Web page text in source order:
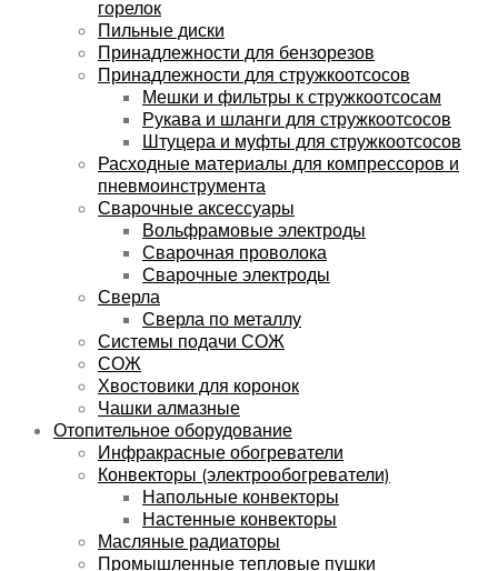
горелок
Пильные диски
Принадлежности для бензорезов
Принадлежности для стружкоотсосов
Мешки и фильтры к стружкоотсосам
Рукава и шланги для стружкоотсосов
Штуцера и муфты для стружкоотсосов
Расходные материалы для компрессоров и
пневмоинструмента
Сварочные аксессуары
Вольфрамовые электроды
Сварочная проволока
Сварочные электроды
Сверла
Сверла по металлу
Системы подачи СОЖ
СОЖ
Хвостовики для коронок
Чашки алмазные
Отопительное оборудование
Инфракрасные обогреватели
Конвекторы (электрообогреватели)
Напольные конвекторы
Настенные конвекторы
Масляные радиаторы
Промышленные тепловые пушки